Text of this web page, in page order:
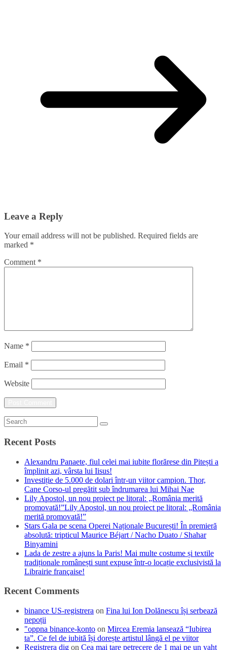
Leave a Reply
Your email address will not be published. Required fields are
marked *
Comment *
Name *
Email *
Website
Recent Posts
Alexandru Panaete, fiul celei mai iubite florărese din Pitești a
împlinit azi, vârsta lui Iisus!
Investiție de 5.000 de dolari într-un viitor campion. Thor,
Cane Corso-ul pregătit sub îndrumarea lui Mihai Nae
Lily Apostol, un nou proiect pe litoral: „România merită
promovată!”Lily Apostol, un nou proiect pe litoral: „România
merită promovată!”
Stars Gala pe scena Operei Naționale București! În premieră
absolută: tripticul Maurice Béjart / Nacho Duato / Shahar
Binyamini
Lada de zestre a ajuns la Paris! Mai multe costume și textile
tradiționale românești sunt expuse într-o locație exclusivistă la
Librairie française!
Recent Comments
binance US-registrera on Fina lui Ion Dolănescu își serbează
nepoții
"oppna binance-konto on Mircea Eremia lansează “Iubirea
ta”. Ce fel de iubită își dorește artistul lângă el pe viitor
Registrera dig on Cea mai tare petrecere de 1 mai pe un yaht